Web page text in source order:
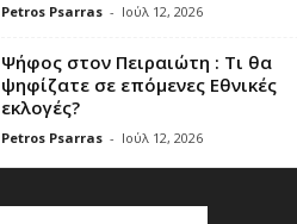
Petros Psarras - Ιούλ 12, 2026
Ψήφος στον Πειραιώτη : Τι θα
ψηφίζατε σε επόμενες Εθνικές
εκλογές?
Petros Psarras - Ιούλ 12, 2026